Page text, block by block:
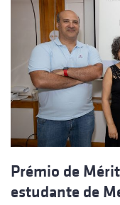
Prémio de
estudante de